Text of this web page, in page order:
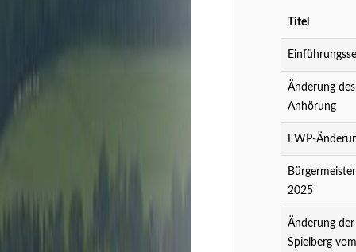
Titel
Änderung
Anhörung
FWP-
2025
Änderung
Spielberg